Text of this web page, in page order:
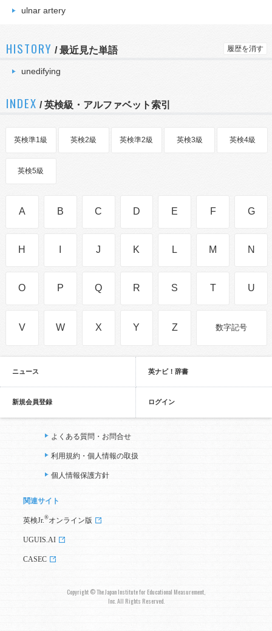
ulnar artery
HISTORY /最近見た単語 履歴を消す
unedifying
INDEX / 英検級・アルファベット索引
英検準1級 英検2級 英検準2級 英検3級 英検4級
英検5級
A B C D E F G
H J K L M N
O P Q R S T U
V W X Y Z 数字記号
ニュース 英ナビ！辞書
新規会員登録 ログイン
よくある質問・お問合せ
利用規約・個人情報の取扱
個人情報保護方針
関連サイト
英検Jr. ®オンライン版
UGUIS.AI
CASEC
Copyright © The Japan Institute for Educational Measurement,
Inc. All Rights Reserved.